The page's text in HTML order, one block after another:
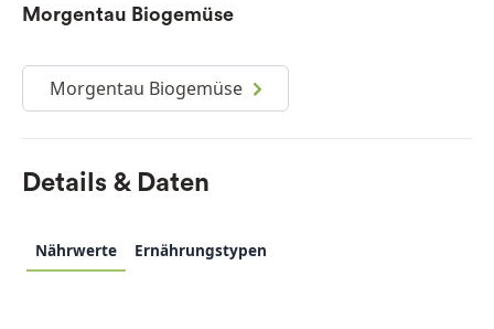
Morgentau Biogemüse
Morgentau Biogemüse
Details & Daten
Nährwerte Ernährungstypen